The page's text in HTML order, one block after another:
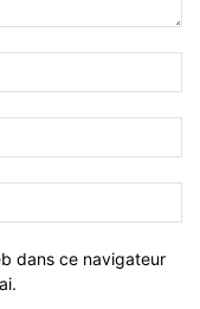
dans ce navigateur